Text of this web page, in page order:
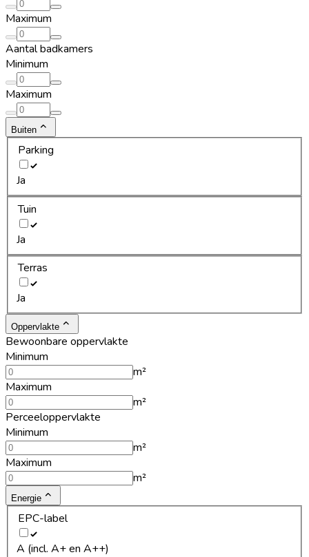
Maximum
Aantal badkamers
Minimum
Maximum
Buiten
Parking
Ja
Tuin
Ja
Terras
Ja
Oppervlakte
Bewoonbare oppervlakte
Minimum
m²
Maximum
m²
Perceeloppervlakte
Minimum
m²
Maximum
m²
Energie
EPC-label
A (incl. A+ en A++)